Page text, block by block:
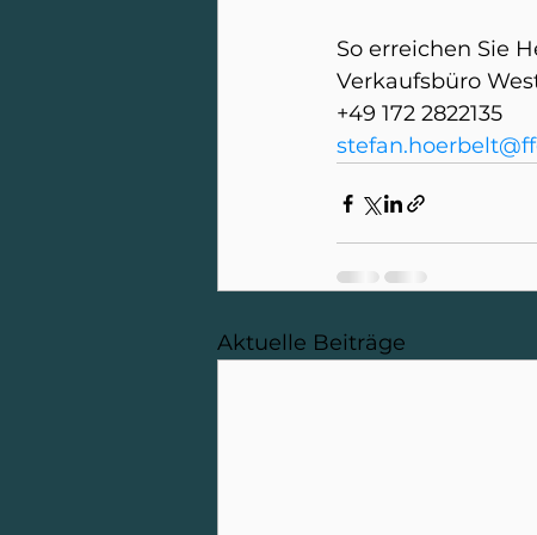
So erreichen Sie
Verkaufsbüro
+49 172 2822135
Aktuelle Beiträge